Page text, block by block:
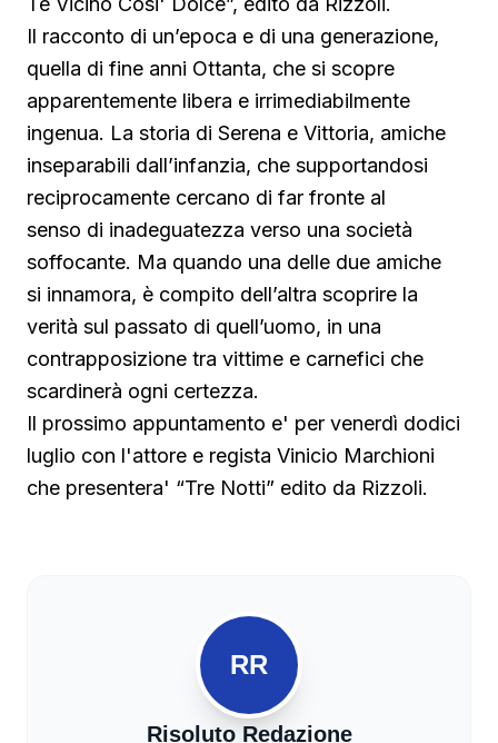
Il racconto di un’epoca e di una generazione,
quella di fine anni Ottanta, che si scopre
apparentemente libera e irrimediabilmente
ingenua. La storia di Serena e Vittoria, amiche
inseparabili dall’infanzia, che supportandosi
reciprocamente cercano di far fronte al
senso di inadeguatezza verso una società
soffocante. Ma quando una delle due amiche
si innamora, è compito dell’altra scoprire la
verità sul passato di quell’uomo, in una
contrapposizione tra vittime e carnefici che
scardinerà ogni certezza.
Il prossimo appuntamento e' per venerdì dodici
luglio con l'attore e regista Vinicio Marchioni
che presentera' “Tre Notti” edito da Rizzoli.
RR
Risoluto Redazione